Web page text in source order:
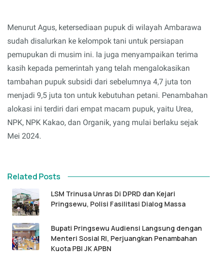
Menurut Agus, ketersediaan pupuk di wilayah Ambarawa
sudah disalurkan ke kelompok tani untuk persiapan
pemupukan di musim ini. Ia juga menyampaikan terima
kasih kepada pemerintah yang telah mengalokasikan
tambahan pupuk subsidi dari sebelumnya 4,7 juta ton
menjadi 9,5 juta ton untuk kebutuhan petani. Penambahan
alokasi ini terdiri dari empat macam pupuk, yaitu Urea,
NPK, NPK Kakao, dan Organik, yang mulai berlaku sejak
Mei 2024.
Related Posts
LSM Trinusa Unras Di DPRD dan Kejari
Pringsewu, Polisi Fasilitasi Dialog Massa
Bupati Pringsewu Audiensi Langsung dengan
Menteri Sosial RI, Perjuangkan Penambahan
Kuota PBI JK APBN